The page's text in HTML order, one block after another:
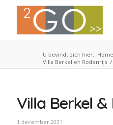
U bevindt zich hier: Home
Villa Berkel en Rodenrijs /
Villa Berkel &
1 december 2021